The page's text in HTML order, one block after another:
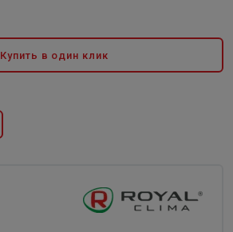
Купить в один клик